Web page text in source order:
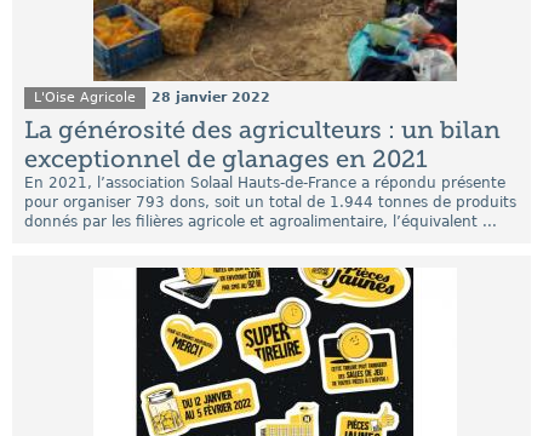
L'Oise Agricole 28 janvier 2022
La générosité des agriculteurs : un bilan
exceptionnel de glanages en 2021
En 2021, l’association Solaal Hauts-de-France a répondu présente
pour organiser 793 dons, soit un total de 1.944 tonnes de produits
donnés par les filières agricole et agroalimentaire, l’équivalent ...